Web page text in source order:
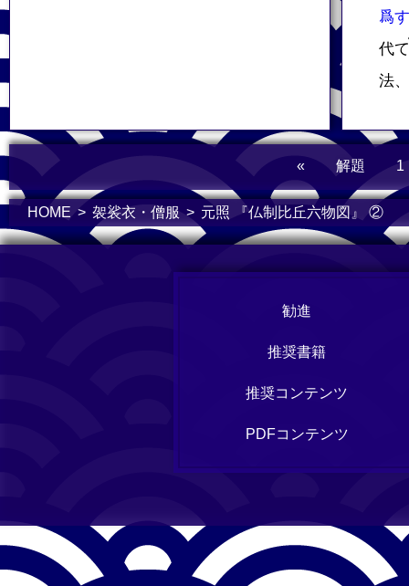
爲
代て
法
« 解題 1
HOME 袈裟衣・僧服 元照 『仏制比丘六物図』 ②
勧進
推奨書籍
推奨コンテンツ
PDFコンテンツ